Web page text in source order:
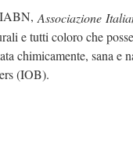
Associazione
e tutti coloro che
chimicamente, sana e
(IOB).